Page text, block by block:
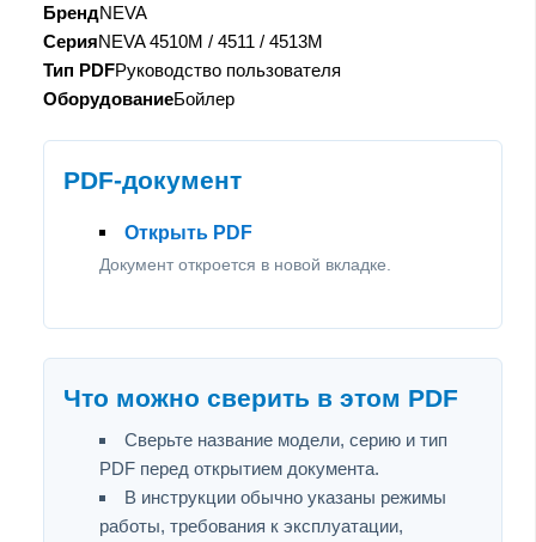
БрендNEVA
СерияNEVA 4510M / 4511 / 4513M
Тип PDFРуководство пользователя
ОборудованиеБойлер
PDF-документ
Открыть PDF
Документ откроется в новой вкладке.
Что можно сверить в этом PDF
Сверьте название модели, серию и тип
PDF перед открытием документа.
В инструкции обычно указаны режимы
работы, требования к эксплуатации,